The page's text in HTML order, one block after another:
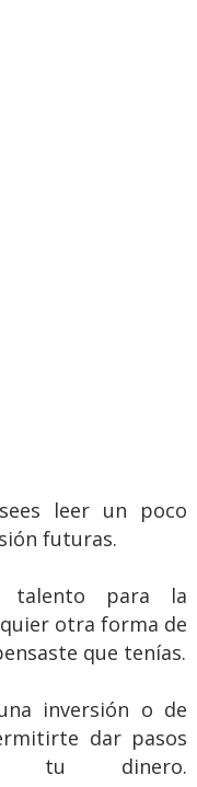
leer un poco
futuras.
talento para la
otra forma de
que tenías.
inversión o de
dar pasos
tu dinero.